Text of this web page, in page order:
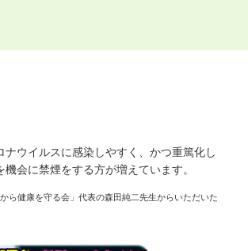
ナウイルスに感染しやすく、かつ重篤化し
機会に禁煙をする方が増えています。
から健康を守る会」代表の森田純二先生からいただいた